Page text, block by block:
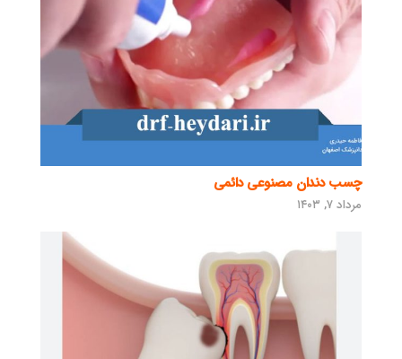
چسب دندان مصنوعی دائمی
مرداد ۷, ۱۴۰۳